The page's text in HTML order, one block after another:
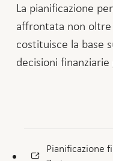
La pianificazione
affrontata non oltre
costituisce la base
decisioni finanziarie
Pianificazione